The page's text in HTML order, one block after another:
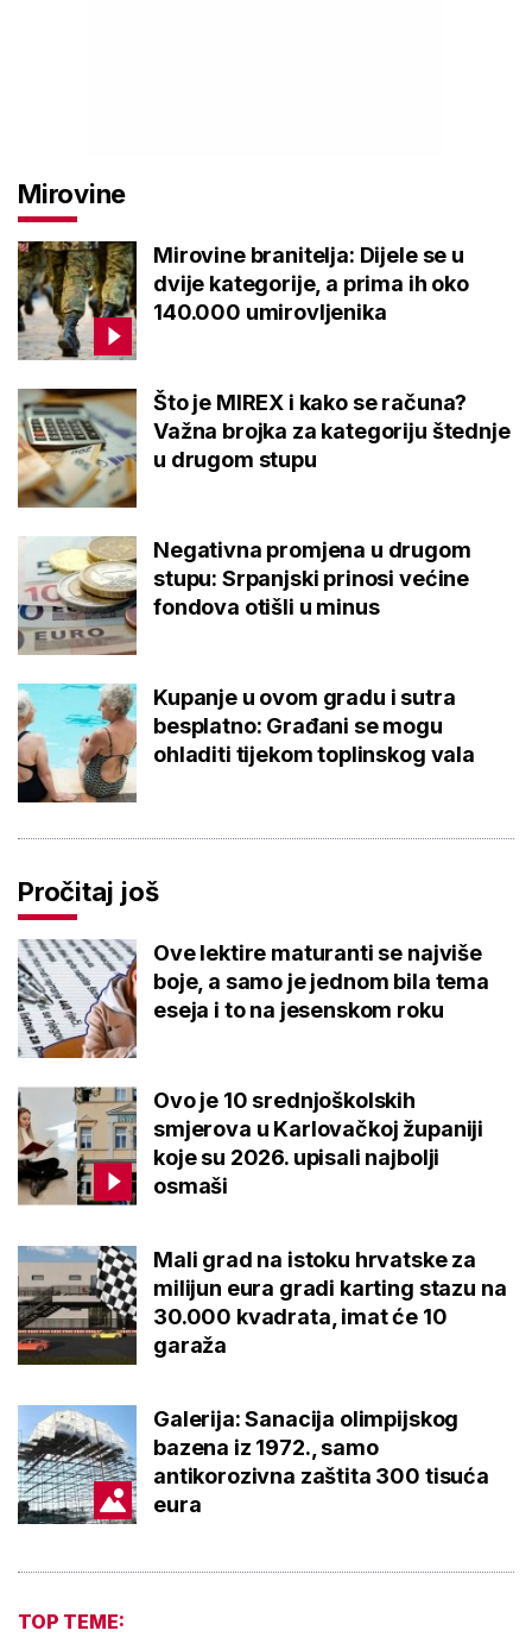
Mirovine
Mirovine branitelja: Dijele se u
dvije kategorije, a prima ih oko
140.000 umirovljenika
Što je MIREX i kako se računa?
Važna brojka za kategoriju štednje
u drugom stupu
Negativna promjena u drugom
stupu: Srpanjski prinosi većine
fondova otišli u minus
Kupanje u ovom gradu i sutra
besplatno: Građani se mogu
ohladiti tijekom toplinskog vala
Pročitaj još
Ove lektire maturanti se najviše
boje, a samo je jednom bila tema
eseja i to na jesenskom roku
Ovo je 10 srednjoškolskih
smjerova u Karlovačkoj županiji
koje su 2026. upisali najbolji
osmaši
Mali grad na istoku hrvatske za
milijun eura gradi karting stazu na
30.000 kvadrata, imat će 10
garaža
Galerija: Sanacija olimpijskog
bazena iz 1972., samo
antikorozivna zaštita 300 tisuća
eura
TOP TEME: